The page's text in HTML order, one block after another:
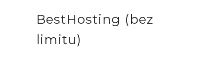
BestHosting (bez
limitu)